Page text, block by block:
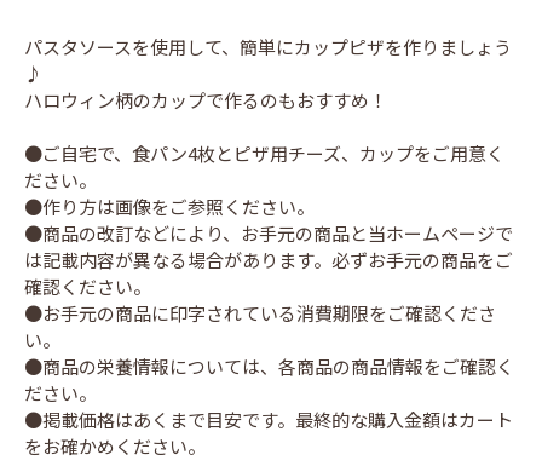
パスタソースを使用して、簡単にカップピザを作りましょう
♪
ハロウィン柄のカップで作るのもおすすめ！
●ご自宅で、食パン4枚とピザ用チーズ、カップをご用意く
ださい。
●作り方は画像をご参照ください。
●商品の改訂などにより、お手元の商品と当ホームページで
は記載内容が異なる場合があります。必ずお手元の商品をご
確認ください。
●お手元の商品に印字されている消費期限をご確認くださ
い。
●商品の栄養情報については、各商品の商品情報をご確認く
ださい。
●掲載価格はあくまで目安です。最終的な購入金額はカート